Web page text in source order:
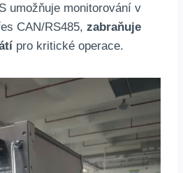
umožňuje monitorování v
CAN/RS485, zabraňuje
pro kritické operace.